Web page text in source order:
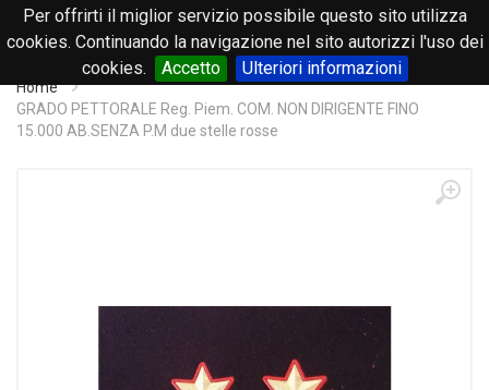
Per offrirti il miglior servizio possibile questo sito utilizza
cookies. Continuando la navigazione nel sito autorizzi l'uso dei
cookies.
Accetto Ulteriori informazioni
0
Home
GRADO PETTORALE Reg. Piem. COM. NON DIRIGENTE FINO
15.000 AB.SENZA P.M due stelle rosse